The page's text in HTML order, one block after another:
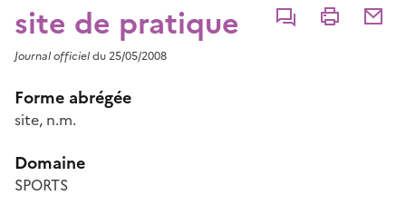
site de pratique CommenterImprimer
Journal officieldu 25/05/2008
Forme abrégée
site, n.m.
Domaine
SPORTS